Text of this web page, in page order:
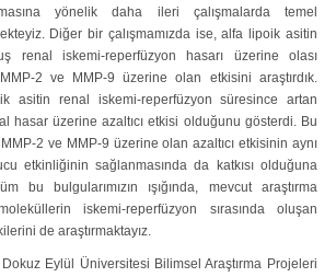
yönelik daha ileri çalışmalarda temel
Diğer bir çalışmamızda ise, alfa lipoik asitin
renal iskemi-reperfüzyon hasarı üzerine olası
2 ve MMP-9 üzerine olan etkisini araştırdık.
asitin renal iskemi-reperfüzyon süresince artan
hasar üzerine azaltıcı etkisi olduğunu gösterdi. Bu
2 ve MMP-9 üzerine olan azaltıcı etkisinin aynı
etkinliğinin sağlanmasında da katkısı olduğuna
bu bulgularımızın ışığında, mevcut araştırma
iskemi-reperfüzyon sırasında oluşan
de araştırmaktayız.
Eylül Üniversitesi Bilimsel Araştırma Projeleri